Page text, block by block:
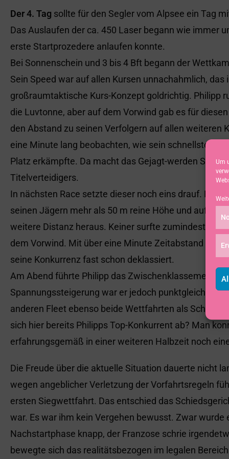
Um
Der 4. Tag sollte für den Segler vom Alpsee ein Tag
Das Auslaufen der ca. 450 Laser begann wie immer
erste Startprozedere anlaufen konnte.
Bei Sonnenschein und 3 bis 4 Bft begann der
Sein Speed war auf allen Kursen unnachahmlich,
großraumtaktische Kurs-Konzept goldrichtig. Philipp
die Luvtonne, aber auf dem Vorwind gab es für
den Abstand zu seinen Verfolgern auf allen weiteren
eine Minute lang beobachten, wie sein schnellster
Platz erkämpfte. Da macht das Gejagt-werden
Titelverteidigers.
In nächsten Race setzte dieser noch eins drauf.
seinen Jägern mehr als 50 m reine Höhe und auf
weitere Distanz heraus. Keiner surfte zumindest an
dem Vorwind. Mit über eine Minute Zeitabstand
seine Konkurrenz fast schon deklassiert.
Am Abend führte Philipp das Zwischenklassement an.
Spannungssteigerung war er jedoch punktgleich mit
anderen Fleet ebenso beide Wettfahrten als
sich hier bereits Philipps Top-Konkurrent ab? Man
erfahrungsgemäß in einer weiteren Halbzeit noch
Die Freude über die aktuelle Situation dauerte nicht
wegen angeblicher Verletzung der Vorfahrtsregeln
ersten Siegwettfahrt. Das entschied das
war. Es war ihm kein Vergehen bewusst. Zwar wurde
Nachstartphase knapp, der Franzose schrie
bewegte sich das realitätsbezogen im legalen